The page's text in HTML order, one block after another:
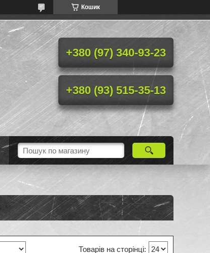
Кошик
+380 (97) 340-93-23
+380 (93) 515-35-13